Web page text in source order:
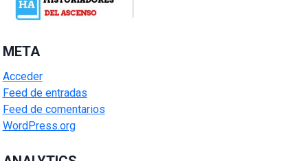
META
Acceder
Feed de entradas
Feed de comentarios
WordPress.org